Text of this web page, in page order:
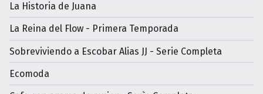
La Historia de Juana
La Reina del Flow - Primera Temporada
Sobreviviendo a Escobar Alias JJ - Serie Completa
Ecomoda